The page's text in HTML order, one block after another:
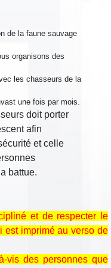
de la faune sauvage
organisons des
les chasseurs de la
une fois par mois.
doit porter
afin
et celle
battue.
et de respecter le
est imprimé au verso de
vis des personnes que